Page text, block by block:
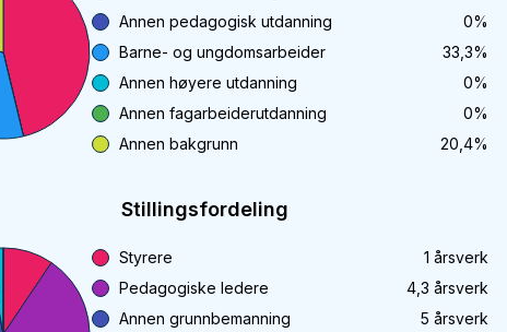
Annen pedagogisk utdanning
0%
Barne- og ungdomsarbeider
33,3%
Annen høyere utdanning
0%
Annen fagarbeiderutdanning
0%
Annen bakgrunn
20,4%
Stillingsfordeling
Styrere 1 årsverk
Pedagogiske ledere
4,3 årsverk
Annen grunnbemanning
5 årsverk